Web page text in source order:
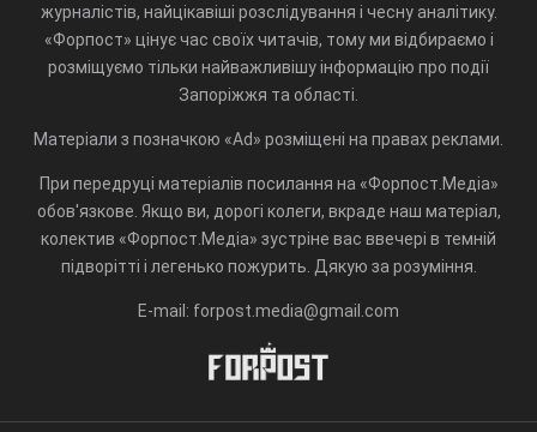
журналістів, найцікавіші розслідування і чесну аналітику.
«Форпост» цінує час своїх читачів, тому ми відбираємо і
розміщуємо тільки найважливішу інформацію про події
Запоріжжя та області.
Матеріали з позначкою «Ad» розміщені на правах реклами.
При передруці матеріалів посилання на «Форпост.Медіа»
обов'язкове. Якщо ви, дорогі колеги, вкраде наш матеріал,
колектив «Форпост.Медіа» зустріне вас ввечері в темній
підворітті і легенько пожурить. Дякую за розуміння.
E-mail: forpost.media@gmail.com